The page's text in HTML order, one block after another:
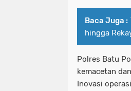
Baca Juga :
hingga
Polres Batu
kemacetan
Inovasi